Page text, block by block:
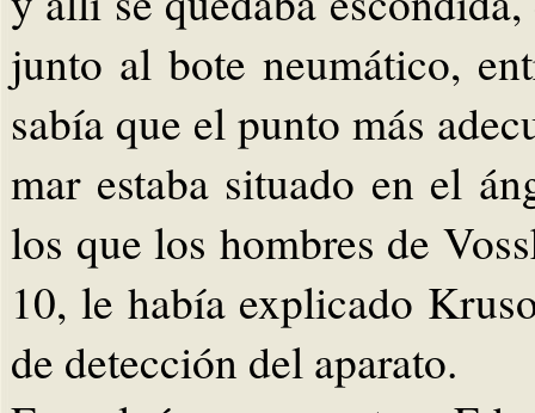
junto al bote neumático,
sabía que el punto más
mar estaba situado en el
los que los hombres de
10, le había explicado
de detección del aparato.